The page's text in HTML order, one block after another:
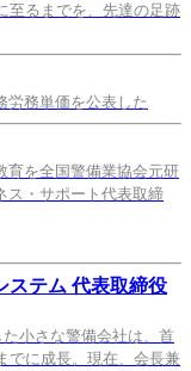
至るまでを、先達の足跡
労務単価を公表した
育を全国警備業協会元研
ス・サポート代表取締
テム 代表取締役
小さな警備会社は、首
でに成長。現在、会長兼